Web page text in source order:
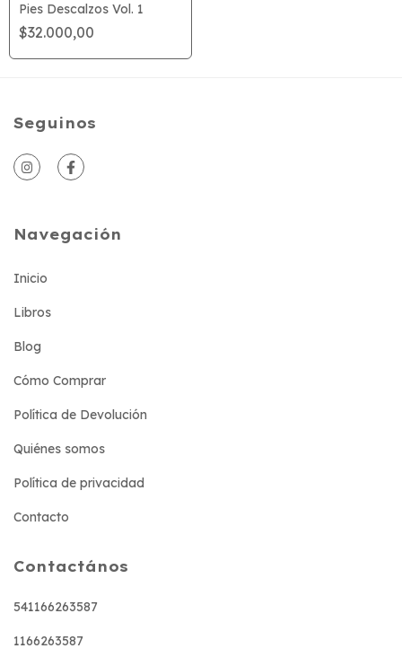
Pies Descalzos Vol. 1
$32.000,00
Seguinos
Navegación
Inicio
Libros
Blog
Cómo Comprar
Política de Devolución
Quiénes somos
Política de privacidad
Contacto
Contactános
541166263587
1166263587